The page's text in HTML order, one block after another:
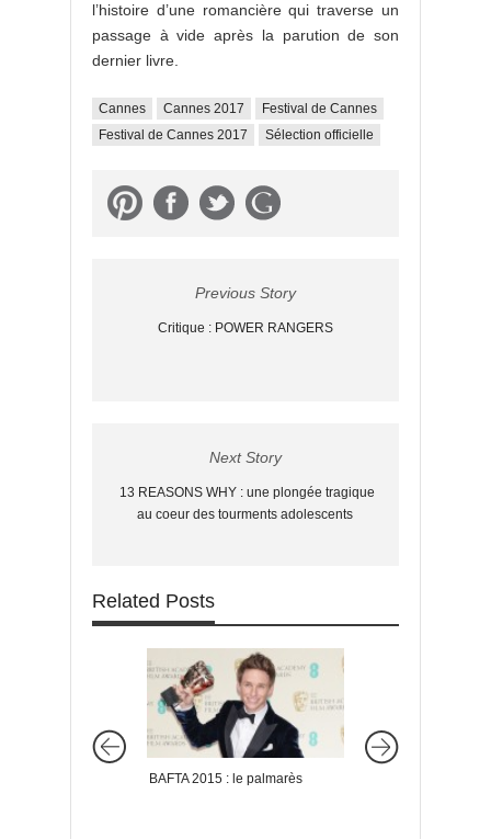
l’histoire d’une romancière qui traverse un
passage à vide après la parution de son
dernier livre.
Cannes Cannes 2017
Festival de Cannes
Festival de Cannes 2017
Sélection officielle
Previous Story
Critique : POWER RANGERS
Next Story
13 REASONS WHY : une plongée tragique
au coeur des tourments adolescents
Related Posts
BAFTA 2015 : le palmarès